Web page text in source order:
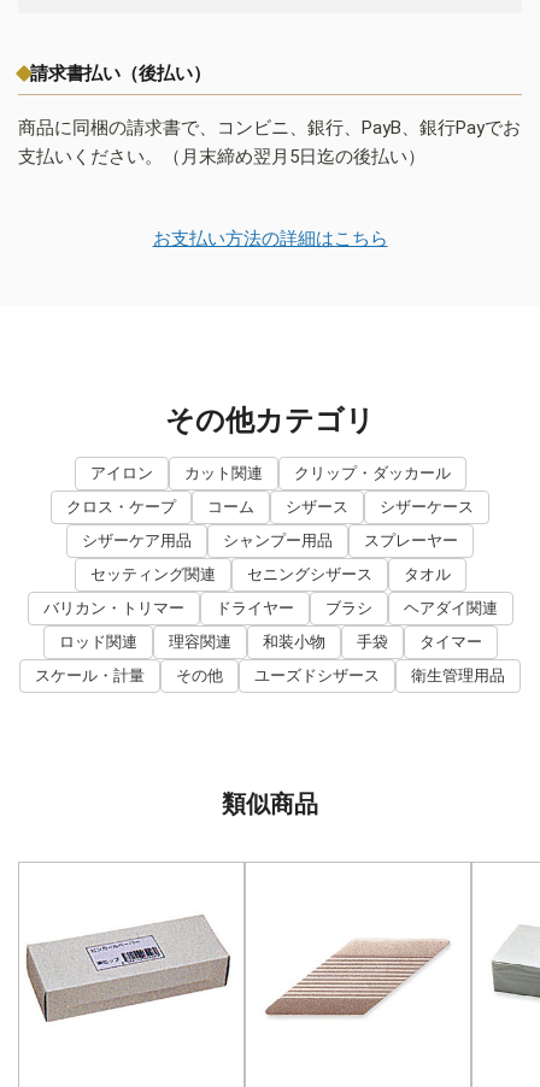
請求書払い（後払い）
商品に同梱の請求書で、コンビニ、銀行、PayB、銀行Payでお
支払いください。（月末締め翌月5日迄の後払い）
お支払い方法の詳細はこちら
その他カテゴリ
アイロン カット関連
クリップ・ダッカール
クロス・ケープ
コーム シザース
シザーケース
シザーケア用品
シャンプー用品
スプレーヤー
セッティング関連
セニングシザース
タオル
バリカン・トリマー
ドライヤー ブラシ
ヘアダイ関連
ロッド関連
理容関連 和装小物 手袋
タイマー
スケール・計量
その他 ユーズドシザース 衛生管理用品
類似商品